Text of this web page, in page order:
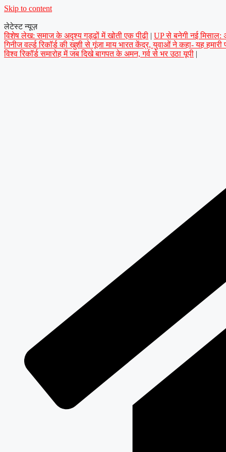
Skip to content
लेटेस्ट न्यूज़
विशेष लेख: समाज के अदृश्य गड्ढों में खोती एक पीढ़ी | UP से बनेगी नई मिसाल:
गिनीज वर्ल्ड रिकॉर्ड की खुशी से गूंजा माय भारत केंद्र, युवाओं ने कहा- यह हमारी
विश्व रिकॉर्ड समारोह में जब दिखे बागपत के अमन, गर्व से भर उठा यूपी |